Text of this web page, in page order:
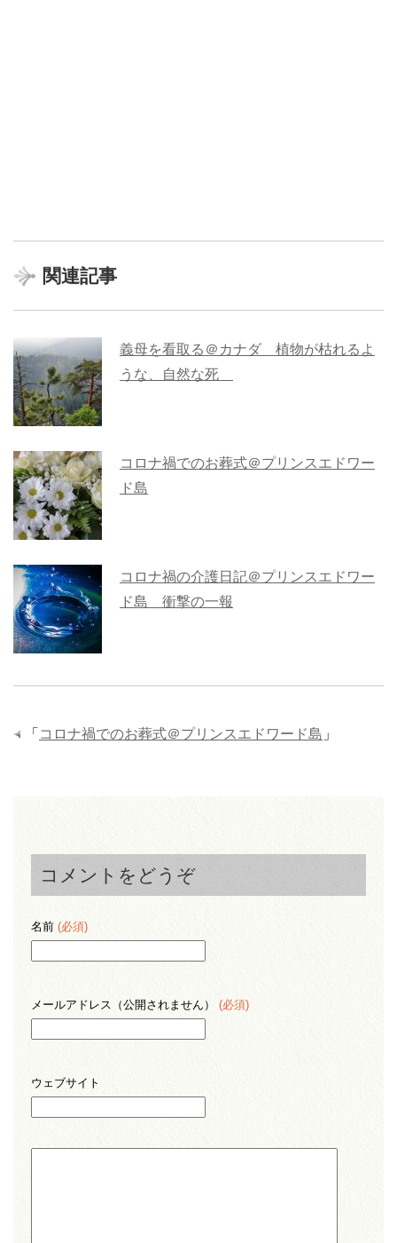
関連記事
義母を看取る＠カナダ 植物が枯れるよ
うな、自然な死
コロナ禍でのお葬式＠プリンスエドワー
ド島
コロナ禍の介護日記＠プリンスエドワー
ド島 衝撃の一報
「 コロナ禍でのお葬式＠プリンスエドワード島 」
コメントをどうぞ
名前 (必須)
メールアドレス（公開されません） (必須)
ウェブサイト